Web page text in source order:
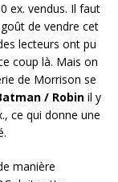
ex. vendus. Il faut
de vendre cet
lecteurs ont pu
coup là. Mais on
de Morrison se
/ Robin il y
ce qui donne une
manière